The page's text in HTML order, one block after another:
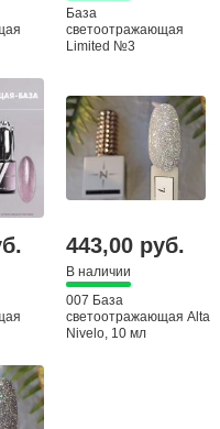
База
светоотражающая
Limited №3
443,00 руб.
В наличии
007 База
светоотражающая Alta
Nivelo, 10 мл